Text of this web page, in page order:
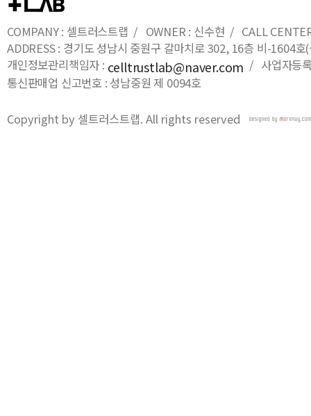
COMPANY : 셀트러스트랩 / OWNER : 신수현 / CALL
ADDRESS : 경기도 성남시 중원구 갈마치로 302, 16층 비-1604
개인정보관리책임자 : celltrustlab@naver.com / 사업자등
통신판매업 신고번호 : 성남중원 제 0094호
Copyright by 셀트러스트랩. All rights reserved